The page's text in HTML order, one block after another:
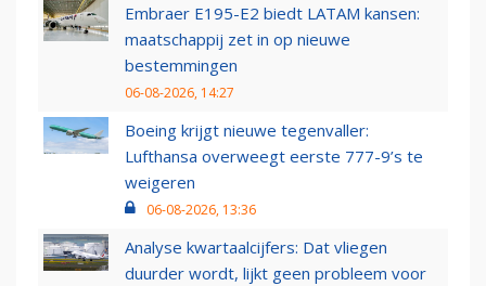
Embraer E195-E2 biedt LATAM kansen:
maatschappij zet in op nieuwe
bestemmingen
06-08-2026, 14:27
Boeing krijgt nieuwe tegenvaller:
Lufthansa overweegt eerste 777-9’s te
weigeren
06-08-2026, 13:36
Analyse kwartaalcijfers: Dat vliegen
duurder wordt, lijkt geen probleem voor